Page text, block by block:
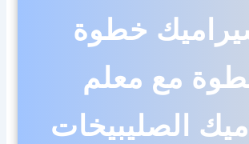
خطوة
مع معلم
الصليبيخات